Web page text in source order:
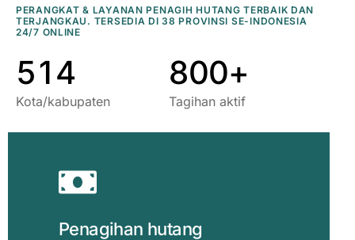
PERANGKAT & LAYANAN PENAGIH HUTANG TERBAIK DAN
TERJANGKAU. TERSEDIA DI 38 PROVINSI SE-INDONESIA
24/7 ONLINE
3
4
5
9
0
1
2
3
4
Kota/kabupaten
6
8
8
0
8
0+
Tagihan aktif
Penagihan hutang